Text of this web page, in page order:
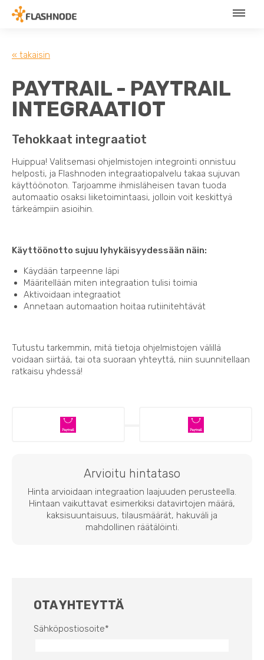
« takaisin
PAYTRAIL - PAYTRAIL
INTEGRAATIOT
Tehokkaat integraatiot
Huippua! Valitsemasi ohjelmistojen integrointi onnistuu
helposti, ja Flashnoden integraatiopalvelu takaa sujuvan
käyttöönoton. Tarjoamme ihmisläheisen tavan tuoda
automaatio osaksi liiketoimintaasi, jolloin voit keskittyä
tärkeämpiin asioihin.
Käyttöönotto sujuu lyhykäisyydessään näin:
Käydään tarpeenne läpi
Määritellään miten integraation tulisi toimia
Aktivoidaan integraatiot
Annetaan automaation hoitaa rutiinitehtävät
Tutustu tarkemmin, mitä tietoja ohjelmistojen välillä
voidaan siirtää, tai ota suoraan yhteyttä, niin suunnitellaan
ratkaisu yhdessä!
Arvioitu hintataso
Hinta arvioidaan integraation laajuuden perusteella.
Hintaan vaikuttavat esimerkiksi datavirtojen määrä,
kaksisuuntaisuus, tilausmäärät, hakuväli ja
mahdollinen räätälöinti.
OTA YHTEYTTÄ
Sähköpostiosoite*